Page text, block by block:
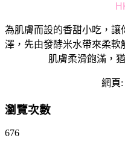
為肌膚而設的香甜小吃，
澤， 先由發酵米水帶來柔軟
肌膚柔滑飽滿，
網頁:
瀏覽次數
676